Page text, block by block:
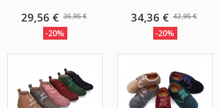
29,56 € 36,95 €
-20%
34,36 € 42,95 €
-20%